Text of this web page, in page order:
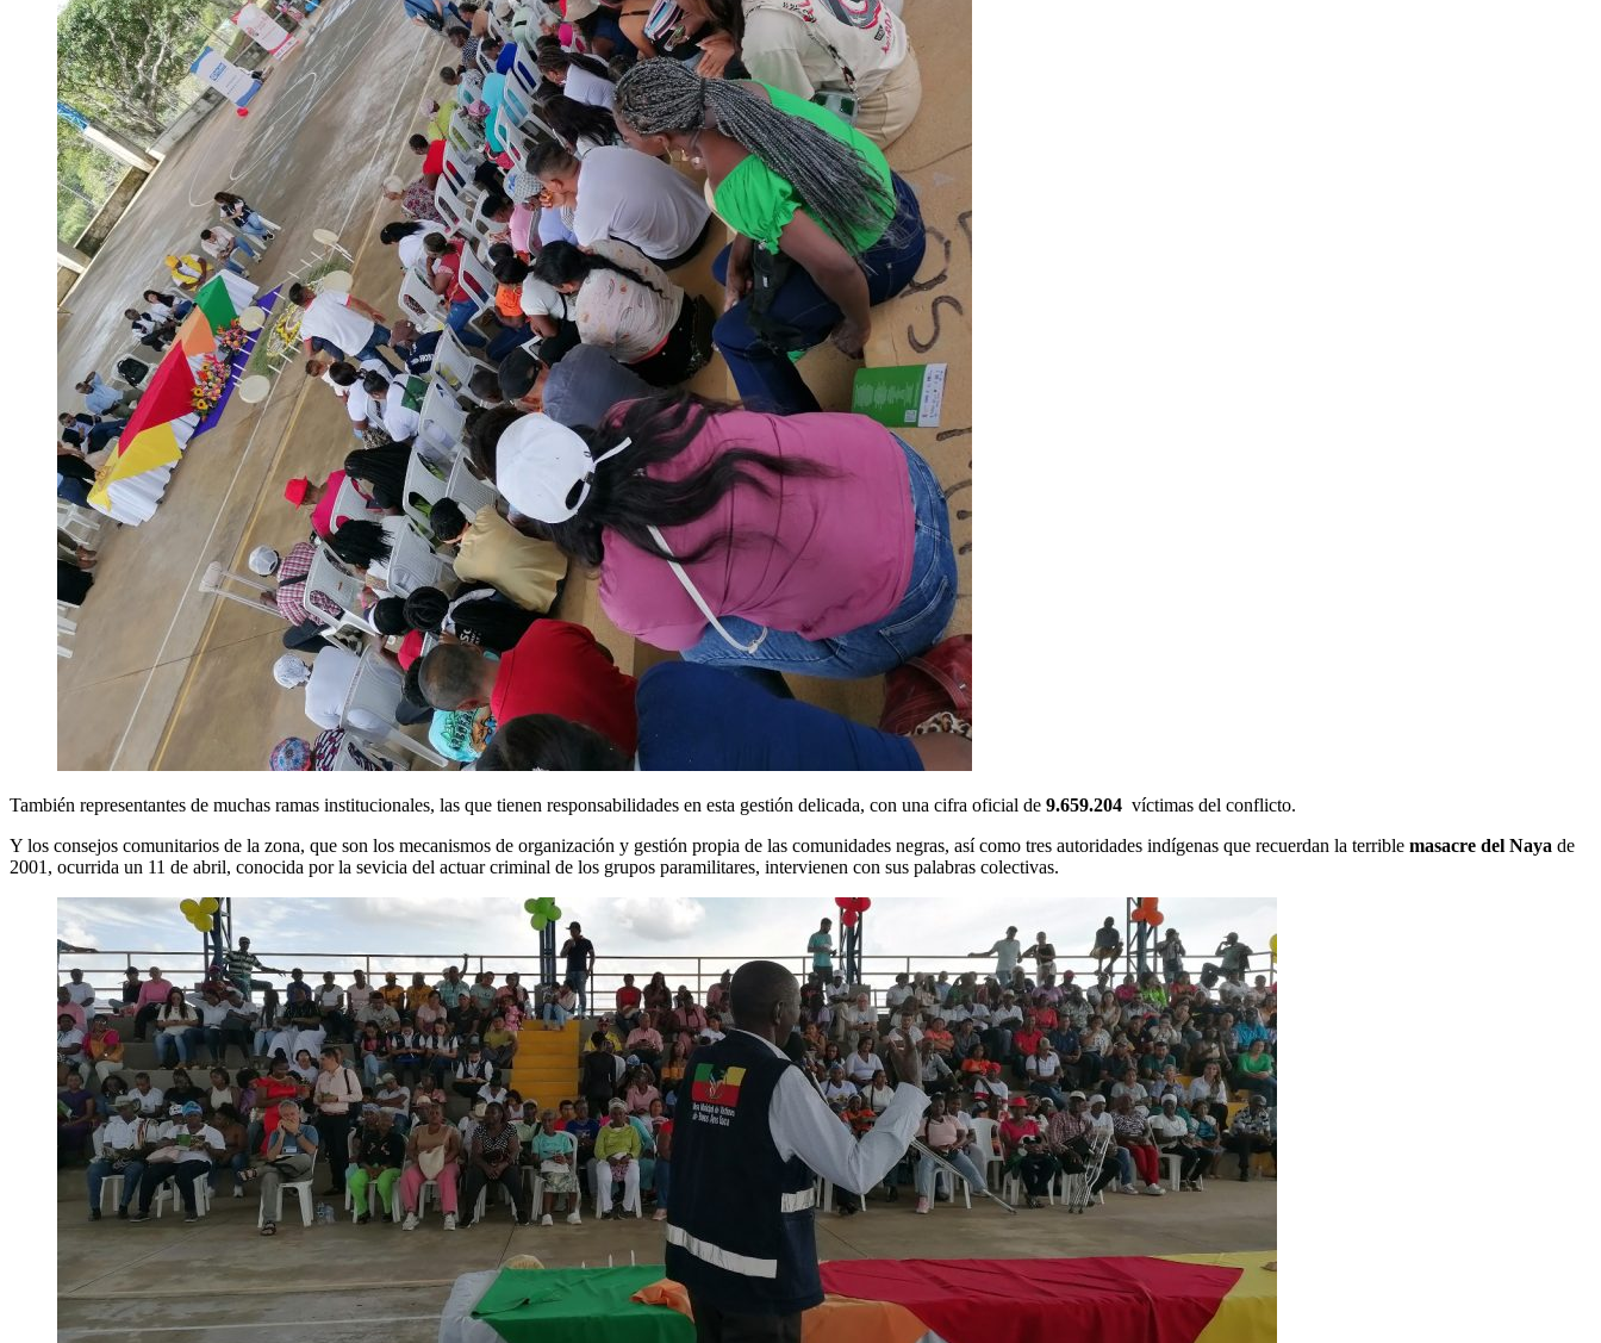
También representantes de muchas ramas institucionales, las que tienen responsabilidades en esta gestión delicada, con una cifra oficial de 9.659.204 víctimas del conflicto.
Y los consejos comunitarios de la zona, que son los mecanismos de organización y gestión propia de las comunidades negras, así como tres autoridades indígenas que recuerdan la terrible masacre del Naya de
2001, ocurrida un 11 de abril, conocida por la sevicia del actuar criminal de los grupos paramilitares, intervienen con sus palabras colectivas.